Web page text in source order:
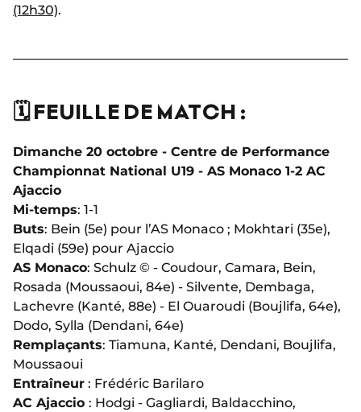
(12h30).
🗓️ FEUILLE DE MATCH :
Dimanche 20 octobre - Centre de Performance
Championnat National U19 - AS Monaco 1-2 AC
Ajaccio
Mi-temps: 1-1
Buts: Bein (5e) pour l’AS Monaco ; Mokhtari (35e),
Elqadi (59e) pour Ajaccio
AS Monaco: Schulz © - Coudour, Camara, Bein,
Rosada (Moussaoui, 84e) - Silvente, Dembaga,
Lachevre (Kanté, 88e) - El Ouaroudi (Boujlifa, 64e),
Dodo, Sylla (Dendani, 64e)
Remplaçants: Tiamuna, Kanté, Dendani, Boujlifa,
Moussaoui
Entraîneur : Frédéric Barilaro
AC Ajaccio : Hodgi - Gagliardi, Baldacchino,